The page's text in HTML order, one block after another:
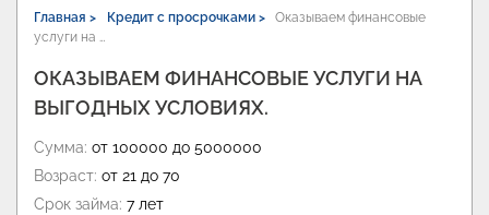
Главная > Кредит с просрочками >
Оказываем финансовые
услуги на …
ОКАЗЫВАЕМ ФИНАНСОВЫЕ УСЛУГИ НА
ВЫГОДНЫХ УСЛОВИЯХ.
Сумма: от 100000 до 5000000
Возраст: от 21 до 70
Срок займа: 7 лет